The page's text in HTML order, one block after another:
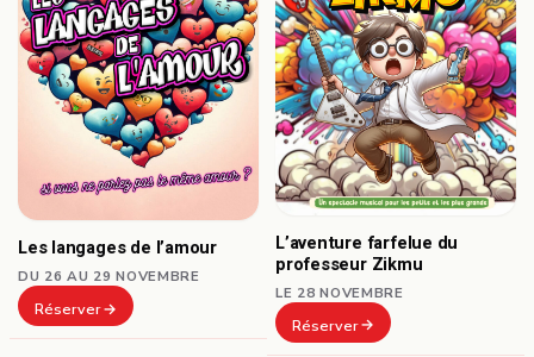
Les langages de l’amour
DU 26 AU 29 NOVEMBRE
Réserver
L’aventure farfelue du
professeur Zikmu
LE 28 NOVEMBRE
Réserver